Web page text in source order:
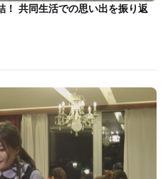
！ 共同生活での思い出を振り返